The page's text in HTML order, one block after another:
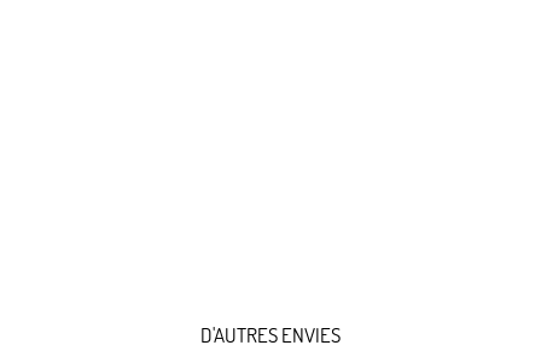
D'AUTRES ENVIES